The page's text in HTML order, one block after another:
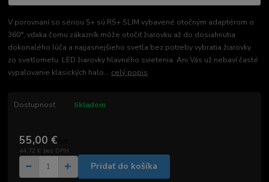
V porovnaní so sériou S+ sú RS+ SLIM vybavené otočným adaptérom o
360°, vďaka čomu zákazník môže otočiť žiarovku až do dosiahnutia
dokonalého lúča a najjasnejšieho svetla bez potreby vybratia žiarovky
zo svetlometu. LED žiarovky hlavného svietenia. Ani Vás už nebaví časté
vypaľovanie klasických halo... celý popis
Dostupnosť Skladom
55,00 €
44,72 € bez DPH
Pridať do košíka